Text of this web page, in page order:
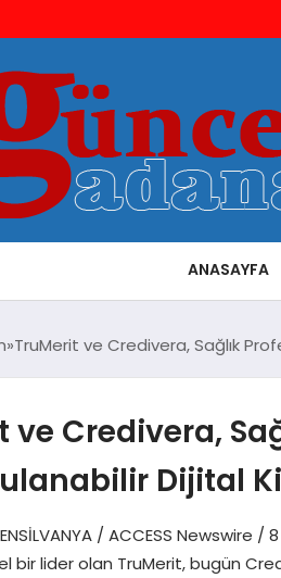
ANASAYFA
TruMerit ve Credivera, Sağlık
ve Credivera,
Dijital
PENSİLVANYA / ACCESS
bir lider olan TruMerit, bugün